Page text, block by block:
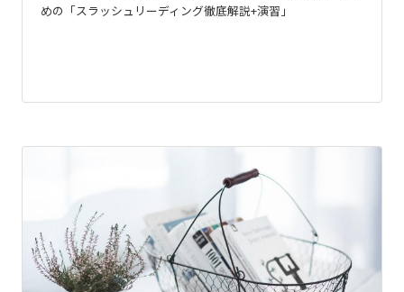
めの「スラッシュリーディング徹底解説+演習」